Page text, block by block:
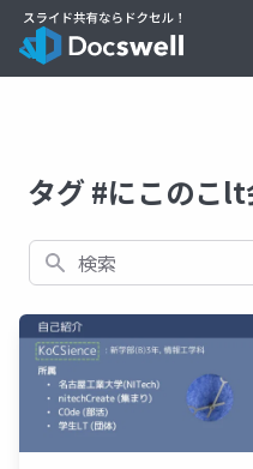
タグ #にこのこ
検索